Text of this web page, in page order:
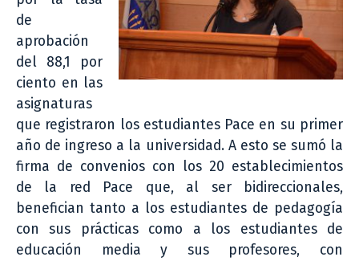
de
aprobación
del 88,1 por
ciento en las
asignaturas
que registraron los estudiantes Pace en su primer
año de ingreso a la universidad. A esto se sumó la
firma de convenios con los 20 establecimientos
de la red Pace que, al ser bidireccionales,
benefician tanto a los estudiantes de pedagogía
con sus prácticas como a los estudiantes de
educación media y sus profesores, con